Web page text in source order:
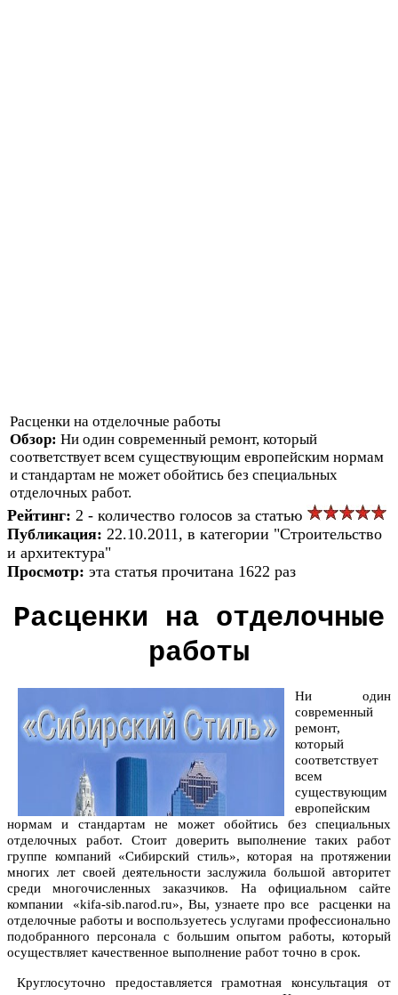
Расценки на отделочные работы
Обзор: Ни один современный ремонт, который
соответствует всем существующим европейским нормам
и стандартам не может обойтись без специальных
отделочных работ.
Рейтинг: 2 - количество голосов за статью
Публикация: 22.10.2011, в категории "Строительство
и архитектура"
Просмотр: эта статья прочитана 1622 раз
Расценки на отделочные
работы
Ни один
современный
ремонт,
который
соответствует
всем
существующим
европейским
нормам и стандартам не может обойтись без специальных
отделочных работ. Стоит доверить выполнение таких работ
группе компаний «Сибирский стиль», которая на протяжении
многих лет своей деятельности заслужила большой авторитет
среди многочисленных заказчиков. На официальном сайте
компании «kifa-sib.narod.ru», Вы, узнаете про всерасценки на
отделочные работы и воспользуетесь услугами профессионально
подобранного персонала с большим опытом работы, который
осуществляет качественное выполнение работ точно в срок.
Круглосуточно предоставляется грамотная консультация от